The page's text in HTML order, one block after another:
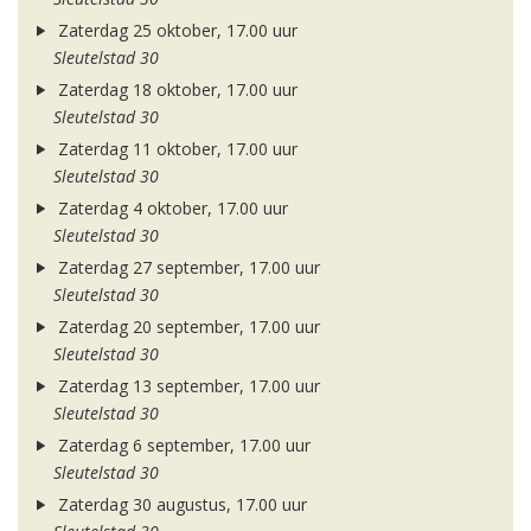
Zaterdag 25 oktober, 17.00 uur
Sleutelstad 30
Zaterdag 18 oktober, 17.00 uur
Sleutelstad 30
Zaterdag 11 oktober, 17.00 uur
Sleutelstad 30
Zaterdag 4 oktober, 17.00 uur
Sleutelstad 30
Zaterdag 27 september, 17.00 uur
Sleutelstad 30
Zaterdag 20 september, 17.00 uur
Sleutelstad 30
Zaterdag 13 september, 17.00 uur
Sleutelstad 30
Zaterdag 6 september, 17.00 uur
Sleutelstad 30
Zaterdag 30 augustus, 17.00 uur